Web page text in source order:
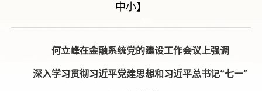
中小】
何立峰在金融系统党的建设工作会议上强调
深入学习贯彻习近平党建思想和习近平总书记“七一”